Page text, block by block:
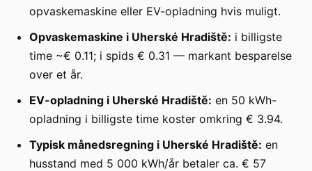
opvaskemaskine eller EV-opladning hvis muligt.
Opvaskemaskine i Uherské Hradiště: i billigste
time ~€ 0.11; i spids € 0.31 — markant besparelse
over et år.
EV-opladning i Uherské Hradiště: en 50 kWh-
opladning i billigste time koster omkring € 3.94.
Typisk månedsregning i Uherské Hradiště: en
husstand med 5 000 kWh/år betaler ca. € 57